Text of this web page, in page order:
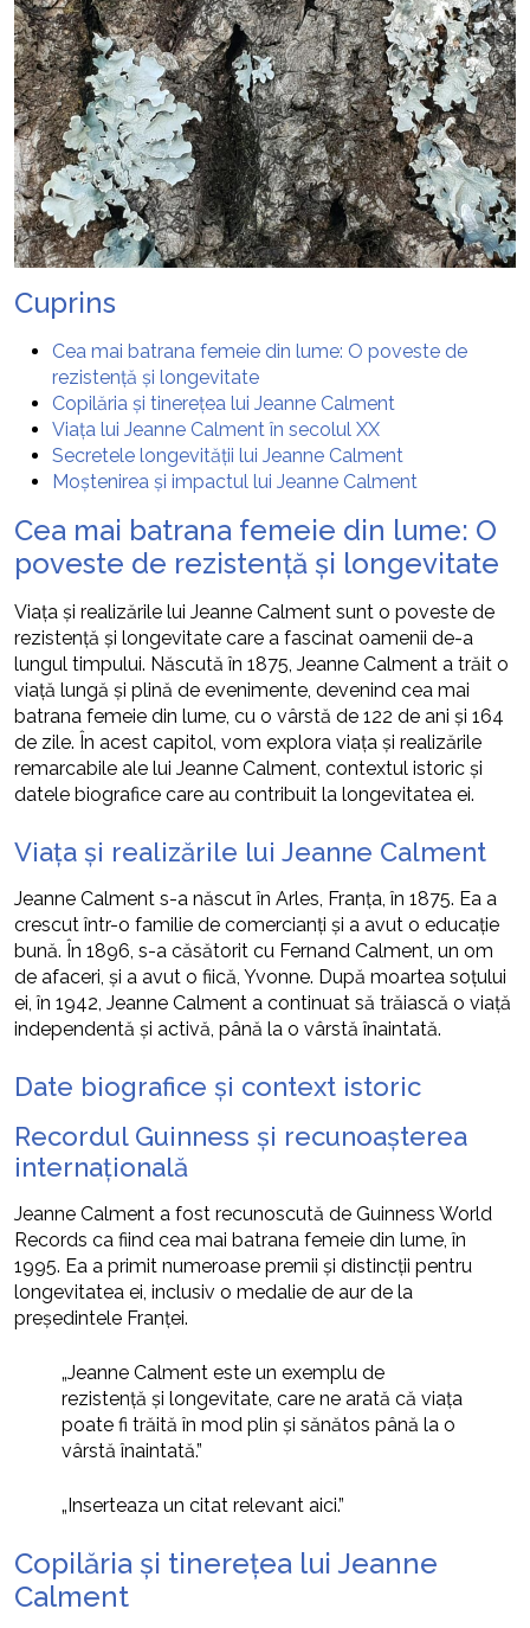
Cuprins
Cea mai batrana femeie din lume: O poveste de
rezistență și longevitate
Copilăria și tinerețea lui Jeanne Calment
Viața lui Jeanne Calment în secolul XX
Secretele longevității lui Jeanne Calment
Moștenirea și impactul lui Jeanne Calment
Cea mai batrana femeie din lume: O
poveste de rezistență și longevitate
Viața și realizările lui Jeanne Calment sunt o poveste de
rezistență și longevitate care a fascinat oamenii de-a
lungul timpului. Născută în 1875, Jeanne Calment a trăit o
viață lungă și plină de evenimente, devenind cea mai
batrana femeie din lume, cu o vârstă de 122 de ani și 164
de zile. În acest capitol, vom explora viața și realizările
remarcabile ale lui Jeanne Calment, contextul istoric și
datele biografice care au contribuit la longevitatea ei.
Viața și realizările lui Jeanne Calment
Jeanne Calment s-a născut în Arles, Franța, în 1875. Ea a
crescut într-o familie de comercianți și a avut o educație
bună. În 1896, s-a căsătorit cu Fernand Calment, un om
de afaceri, și a avut o fiică, Yvonne. După moartea soțului
ei, în 1942, Jeanne Calment a continuat să trăiască o viață
independentă și activă, până la o vârstă înaintată.
Date biografice și context istoric
Recordul Guinness și recunoașterea
internațională
Jeanne Calment a fost recunoscută de Guinness World
Records ca fiind cea mai batrana femeie din lume, în
1995. Ea a primit numeroase premii și distincții pentru
longevitatea ei, inclusiv o medalie de aur de la
președintele Franței.
„Jeanne Calment este un exemplu de
rezistență și longevitate, care ne arată că viața
poate fi trăită în mod plin și sănătos până la o
vârstă înaintată.”
„Inserteaza un citat relevant aici.”
Copilăria și tinerețea lui Jeanne
Calment